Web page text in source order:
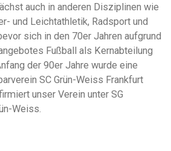
auch in anderen Disziplinen wie
und Leichtathletik, Radsport und
sich in den 70er Jahren aufgrund
Fußball als Kernabteilung
der 90er Jahre wurde eine
SC Grün-Weiss Frankfurt
unser Verein unter SG
Weiss.